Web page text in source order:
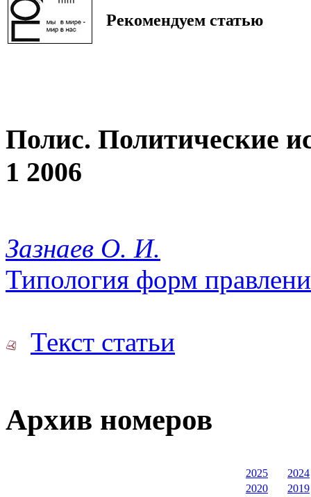
Рекомендуем статью
Полис. Политические
1 2006
Зазнаев О. И.
Типология форм
Текст статьи
Архив номеров
2025
2024
2020
2019